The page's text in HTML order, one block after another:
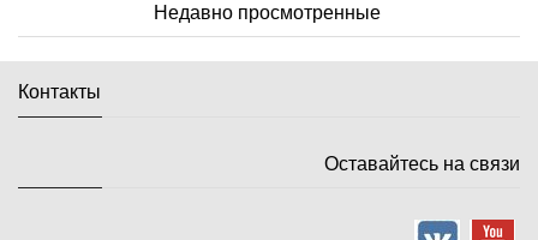
Недавно просмотренные
Контакты
Оставайтесь на связи